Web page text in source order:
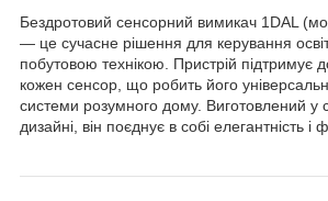
Бездротовий сенсорний вимикач 1DAL
— це сучасне рішення для керування
побутовою технікою. Пристрій підтримує
кожен сенсор, що робить його
системи розумного дому. Виготовлений у
дизайні, він поєднує в собі елегантність і